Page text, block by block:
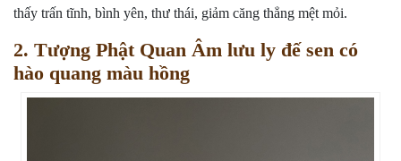
thấy trấn tĩnh, bình yên, thư thái, giảm căng thẳng mệt mỏi.
2. Tượng Phật Quan Âm lưu ly đế sen có
hào quang màu hồng